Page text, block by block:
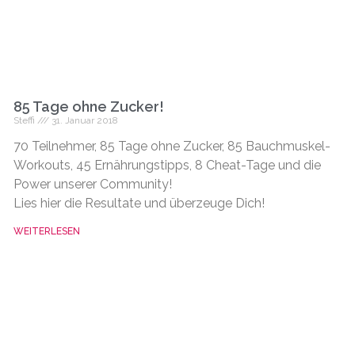
85 Tage ohne Zucker!
Steffi 31. Januar 2018
70 Teilnehmer, 85 Tage ohne Zucker, 85 Bauchmuskel-
Workouts, 45 Ernährungstipps, 8 Cheat-Tage und die
Power unserer Community!
Lies hier die Resultate und überzeuge Dich!
WEITERLESEN